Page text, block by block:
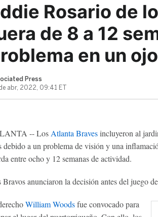
Rosario de
de 8 a 12
en un ojo
Press
abr, 2022, 09:41 ET
-- Los Atlanta Bravesincluyeron al
debido a un problema de visión y una
entre ocho y 12 semanas de actividad.
Bravos anunciaron la decisión antes del juego
William Woodsfue convocado para